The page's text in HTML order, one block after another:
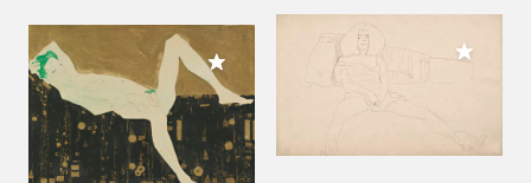
Meiner Sammlung hinzufügen Meiner